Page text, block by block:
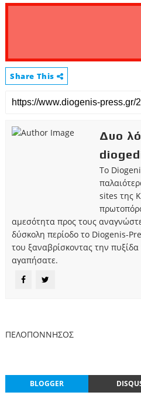
Share This
Δυο
Το
sites της
αμεσότητα προς τους
δύσκολη περίοδο το Diogenis-
του ξαναβρίσκοντας την
αγαπήσατε.
ΠΕΛΟΠΟΝΝΗΣΟΣ
BLOGGER